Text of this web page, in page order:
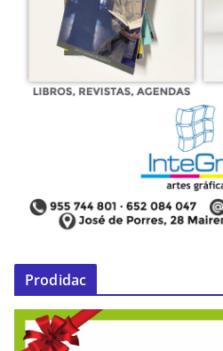
Prodidac